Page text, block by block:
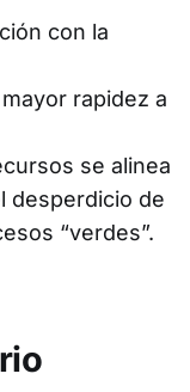
con la
rapidez a
se alinea
desperdicio de
“verdes”.